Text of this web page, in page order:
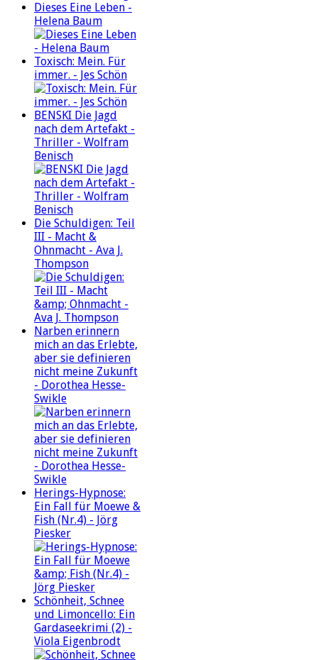
Dieses Eine Leben -
Helena Baum
Toxisch: Mein. Für
immer. - Jes Schön
BENSKI Die Jagd
nach dem Artefakt -
Thriller - Wolfram
Benisch
Die Schuldigen: Teil
III - Macht &
Ohnmacht - Ava J.
Thompson
Narben erinnern
mich an das Erlebte,
aber sie definieren
nicht meine Zukunft
- Dorothea Hesse-
Swikle
Herings-Hypnose:
Ein Fall für Moewe &
Fish (Nr.4) - Jörg
Piesker
Schönheit, Schnee
und Limoncello: Ein
Gardaseekrimi (2) -
Viola Eigenbrodt